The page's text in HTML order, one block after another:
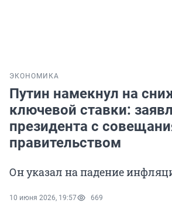
ЭКОНОМИКА
Путин намекнул на
ключевой ставки:
президента с
правительством
Он указал на падение
10 июня 2026, 19:57 669